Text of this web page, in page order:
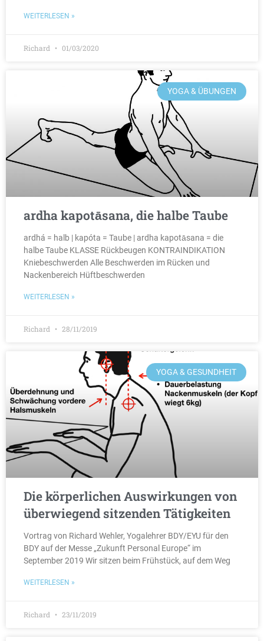
WEITERLESEN »
Richard 01/03/2020
YOGA & ÜBUNGEN
ardha kapotāsana, die halbe Taube
ardhá = halb | kapóta = Taube | ardha kapotāsana = die
halbe Taube KLASSE Rückbeugen KONTRAINDIKATION
Kniebeschwerden Alle Beschwerden im Rücken und
Nackenbereich Hüftbeschwerden
WEITERLESEN »
Richard 28/11/2019
YOGA & GESUNDHEIT
Die körperlichen Auswirkungen von
überwiegend sitzenden Tätigkeiten
Vortrag von Richard Wehler, Yogalehrer BDY/EYU für den
BDY auf der Messe „Zukunft Personal Europe“ im
September 2019 Wir sitzen beim Frühstück, auf dem Weg
WEITERLESEN »
Richard 23/11/2019